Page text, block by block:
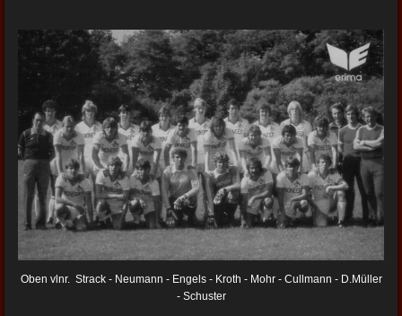
Oben vlnr. Strack - Neumann - Engels - Kroth - Mohr - Cullmann - D.Müller
- Schuster